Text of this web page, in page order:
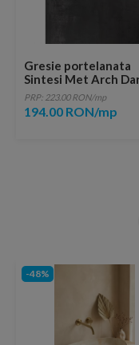
Gresie portelanata
Sintesi Met Arch
Rectificata 60x60
PRP: 223.00 RON/mp
194.00 RON/mp
-48%